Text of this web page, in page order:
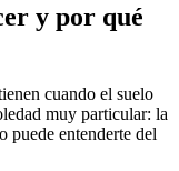
y por qué
cuando el suelo
muy particular: la
puede entenderte del